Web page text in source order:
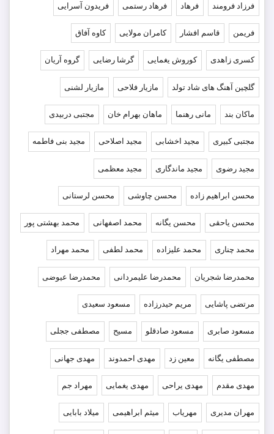
فرزاد فرومند فرهاد فرهاد رستمی فریدون آسرایی
فریمن قاسم افشار کامران مولایی کاوه آفاق
کسری زاهدی کوروش یغمایی گرشا رضایی گروه آریان
گلچین آهنگ های شاد تولد مازیار فلاحی مازیار لشنی
ماکان بند مانی رهنما ماهان بهرام خان مجتبی دربیدی
مجتبی کبیری مجید اخشابی مجید اصلاحی مجید بنی فاطمه
مجید رضوی مجید ماندگاری مجید معظمی
محسن ابراهیم زاده محسن چاوشی محسن لرستانی
محسن یاحقی محسن یگانه محمد اصفهانی محمد بهشتی پور
محمد چناری محمد علیزاده محمد لطفی محمد مهراد
محمدرضا شجریان محمدرضا علیمردانی محمدرضا عیوضی
مرتضی پاشایی مریم حیدرزاده مسعود سعیدی
مسعود صابری مسعود صادقلو مسیح مصطفی ججلی
مصطفی یگانه معین زد مهدی احمدوند مهدی جهانی
مهدی مقدم مهدی یراحی مهدی یغمایی مهراد جم
مهران مدیری مهریاب میثم ابراهیمی میلاد بابایی